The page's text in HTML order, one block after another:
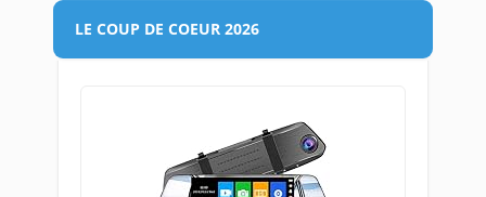
LE COUP DE COEUR 2026